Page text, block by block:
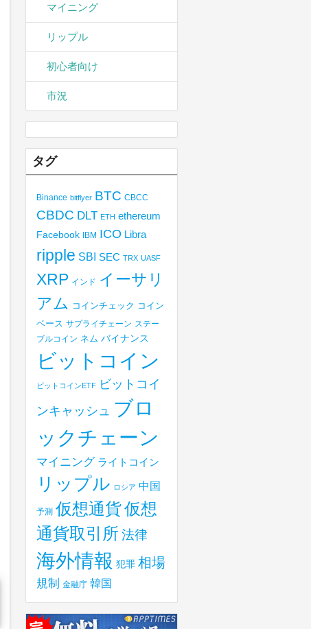
マイニング
リップル
初心者向け
市況
タグ
Binance bitflyer BTC CBCC
CBDC DLT ETH ethereum
Facebook IBM ICO Libra
ripple SBI SEC TRX UASF
XRP インド イーサリ
アム コインチェック コイン
ベース サプライチェーン ステー
ブルコイン ネム バイナンス
ビットコイン
ビットコインETF
ビットコイ
ンキャッシュ ブロ
ックチェーン
マイニング ライトコイン
リップル ロシア 中国
予測 仮想通貨仮想
通貨取引所 法律
海外情報 犯罪 相場
規制 金融庁 韓国